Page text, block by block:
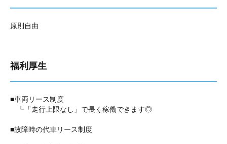
原則自由
福利厚生
■車両リース制度
┗「走行上限なし」で長く稼働できます◎
■故障時の代車リース制度